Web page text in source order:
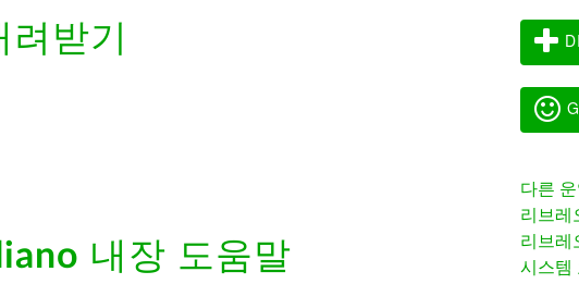
받기
내장 도움말
다른
리브레
리브레
시스템